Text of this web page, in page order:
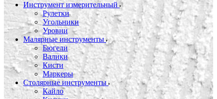
Инструмент измерительный
Рулетки
Угольники
Уровни
Малярные инструменты
Бюгели
Валики
Кисти
Маркеры
Столярные инструменты
Кайло